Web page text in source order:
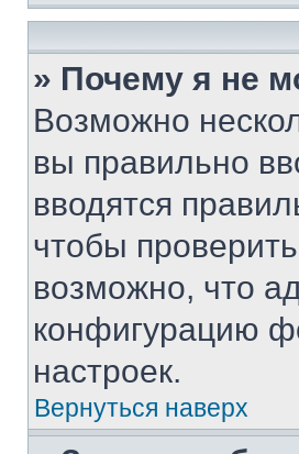
» Почему я не
Возможно
вы правильно
вводятся
чтобы
возможно, что
конфигурацию
настроек.
Вернуться наверх